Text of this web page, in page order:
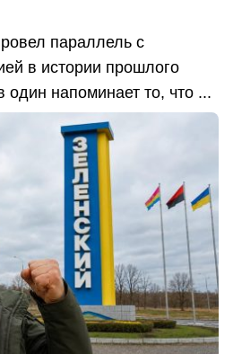
параллель с
в истории прошлого
один напоминает то, что ...